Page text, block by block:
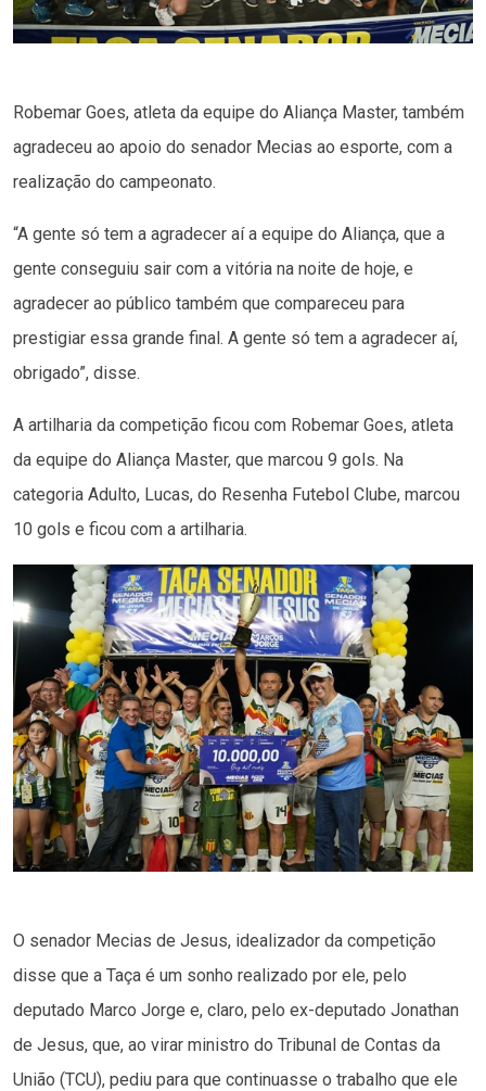
Robemar Goes, atleta da equipe do Aliança Master, também
agradeceu ao apoio do senador Mecias ao esporte, com a
realização do campeonato.
“A gente só tem a agradecer aí a equipe do Aliança, que a
gente conseguiu sair com a vitória na noite de hoje, e
agradecer ao público também que compareceu para
prestigiar essa grande final. A gente só tem a agradecer aí,
obrigado”, disse.
A artilharia da competição ficou com Robemar Goes, atleta
da equipe do Aliança Master, que marcou 9 gols. Na
categoria Adulto, Lucas, do Resenha Futebol Clube, marcou
10 gols e ficou com a artilharia.
O senador Mecias de Jesus, idealizador da competição
disse que a Taça é um sonho realizado por ele, pelo
deputado Marco Jorge e, claro, pelo ex-deputado Jonathan
de Jesus, que, ao virar ministro do Tribunal de Contas da
União (TCU), pediu para que continuasse o trabalho que ele